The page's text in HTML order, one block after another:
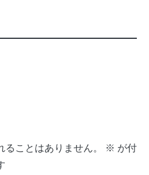
ことはありません。 ※ が付